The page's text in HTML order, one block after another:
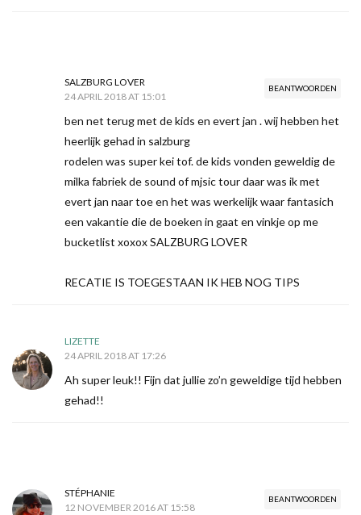
BEANTWOORDEN
SALZBURG LOVER
24 APRIL 2018 AT 15:01
ben net terug met de kids en evert jan . wij hebben het
heerlijk gehad in salzburg
rodelen was super kei tof. de kids vonden geweldig de
milka fabriek de sound of mjsic tour daar was ik met
evert jan naar toe en het was werkelijk waar fantasich
een vakantie die de boeken in gaat en vinkje op me
bucketlist xoxox SALZBURG LOVER
RECATIE IS TOEGESTAAN IK HEB NOG TIPS
LIZETTE
24 APRIL 2018 AT 17:26
Ah super leuk!! Fijn dat jullie zo’n geweldige tijd hebben
gehad!!
BEANTWOORDEN
STÉPHANIE
12 NOVEMBER 2016 AT 15:58